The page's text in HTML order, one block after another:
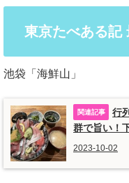
東京たべある記
池袋「海鮮山」
行
群で旨い！
2023-10-02